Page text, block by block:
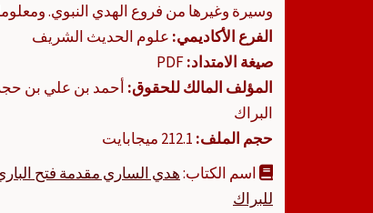
وسيرة وغيرها من فروع الهدي النبوي.
الفرع الأكاديمي: علوم الحديث الشريف
صيغة الامتداد:
المؤلف المالك للحقوق: أحمد بن علي بن
البراك
حجم الملف:
اسم الكتاب:هدي الساري مقدمة فتح
للبراك